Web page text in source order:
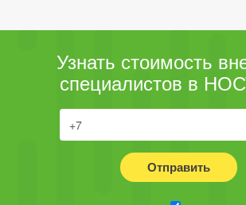
Узнать стоимость
специалистов в
Отправить